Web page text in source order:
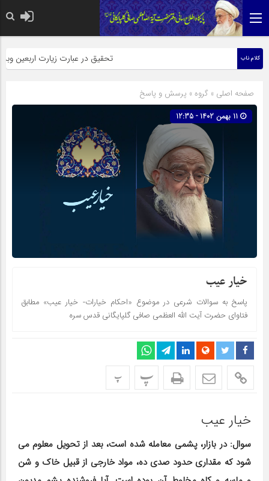
کلام ناب تحقیق در عبارت زیارت اربعین وبذل
صفحه اصلی » گروه » پرسش و پاسخ
خیار عیب
پاسخ به سوالات شرعی در موضوع «احکام خیارات- خیار عیب» مطابق
فتاوای حضرت آیت الله العظمی صافی گلپایگانی قدس سره
پ پ
خیار عیب
سوال: در بازار، پشمی معامله شده است، بعد از تحویل معلوم می
شود که مقداری حدود صدی ده، مواد خارجی از قبیل خاک و شن